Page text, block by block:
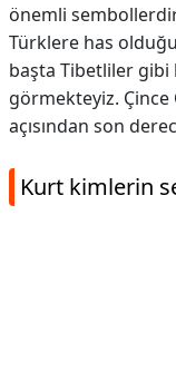
önemli
Türklere has
başta Tibetliler gibi
görmekteyiz. Çince
açısından son
Kurt kimlerin